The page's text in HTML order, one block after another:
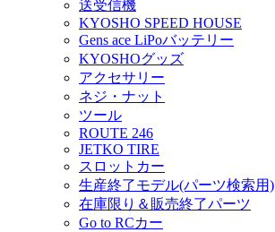
送受信機
KYOSHO SPEED HOUSE
Gens ace LiPoバッテリー
KYOSHOグッズ
アクセサリー
ネジ・ナット
ツール
ROUTE 246
JETKO TIRE
スロットカー
生産終了モデル(パーツ検索用)
在庫限り＆販売終了パーツ
Go to RCカー